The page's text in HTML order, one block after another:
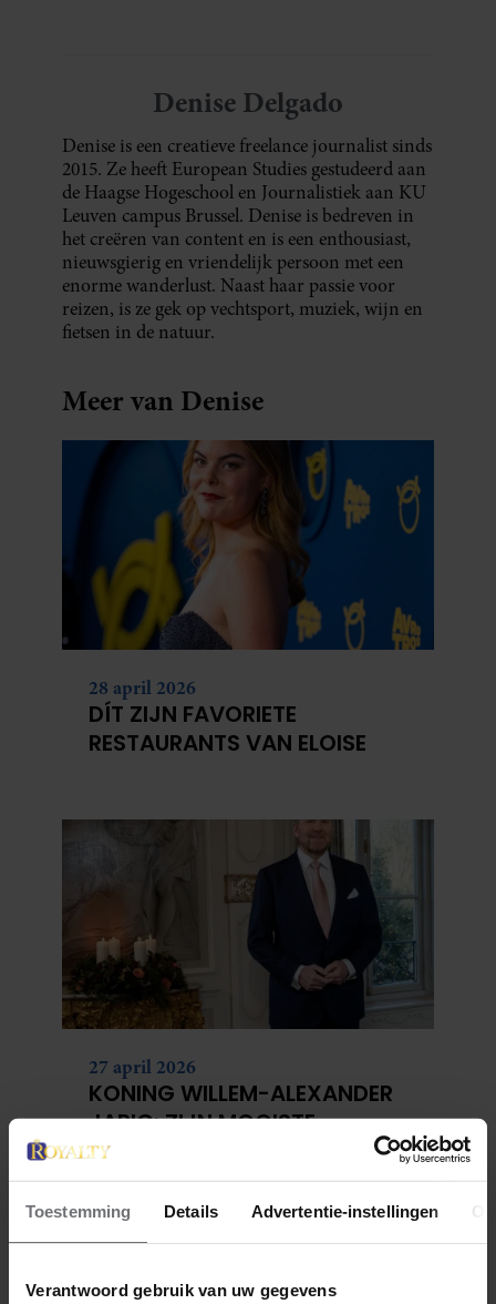
Toestemming Details Advertentie-instellingen
Verantwoord gebruik van uw gegevens
Denise Delgado
Denise is een creatieve freelance journalist sinds
2015. Ze heeft European Studies gestudeerd aan
de Haagse Hogeschool en Journalistiek aan KU
Leuven campus Brussel. Denise is bedreven in
het creëren van content en is een enthousiast,
nieuwsgierig en vriendelijk persoon met een
enorme wanderlust. Naast haar passie voor
reizen, is ze gek op vechtsport, muziek, wijn en
fietsen in de natuur.
Meer van Denise
28 april 2026
DÍT ZIJN FAVORIETE
RESTAURANTS VAN ELOISE
27 april 2026
KONING WILLEM-ALEXANDER
JARIG: ZIJN MOOISTE
PORTRETTEN DOOR DE JAREN
HEEN